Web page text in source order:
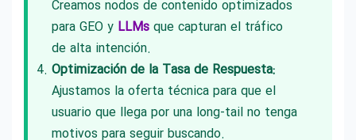
Creamos nodos de contenido optimizados
para GEO y LLMs que capturan el tráfico
de alta intención.
Optimización de la Tasa de Respuesta:
Ajustamos la oferta técnica para que el
usuario que llega por una long-tail no tenga
motivos para seguir buscando.